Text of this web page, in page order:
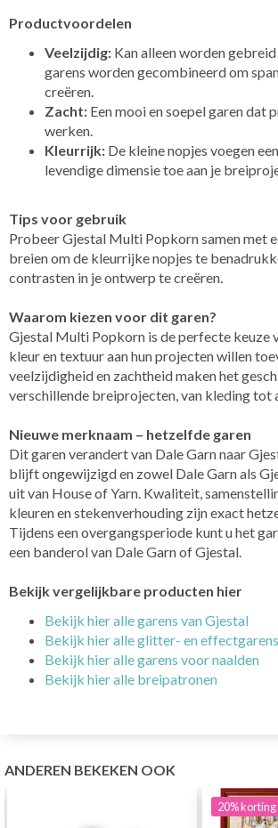
Productvoordelen
Veelzijdig: Kan alleen worden
garens worden gecombineerd om
creëren.
Zacht: Een mooi en soepel garen dat
werken.
Kleurrijk: De kleine nopjes voegen
levendige dimensie toe aan je
Tips voor gebruik
Probeer Gjestal Multi Popkorn samen met
breien om de kleurrijke nopjes te
contrasten in je ontwerp te creëren.
Waarom kiezen voor dit garen?
Gjestal Multi Popkorn is de perfecte keuze
kleur en textuur aan hun projecten willen
veelzijdigheid en zachtheid maken het
verschillende breiprojecten, van kleding tot
Nieuwe merknaam – hetzelfde garen
Dit garen verandert van Dale Garn naar
blijft ongewijzigd en zowel Dale Garn als
uit van House of Yarn. Kwaliteit,
kleuren en stekenverhouding zijn exact
Tijdens een overgangsperiode kunt u het
een banderol van Dale Garn of Gjestal.
Bekijk vergelijkbare producten hier
Bekijk hier alle garens van Gjestal
Bekijk hier alle glitter- en effectgarens
Bekijk hier alle garens voor naalden
Bekijk hier alle breipatronen
ANDEREN BEKEKEN OOK
20%korting